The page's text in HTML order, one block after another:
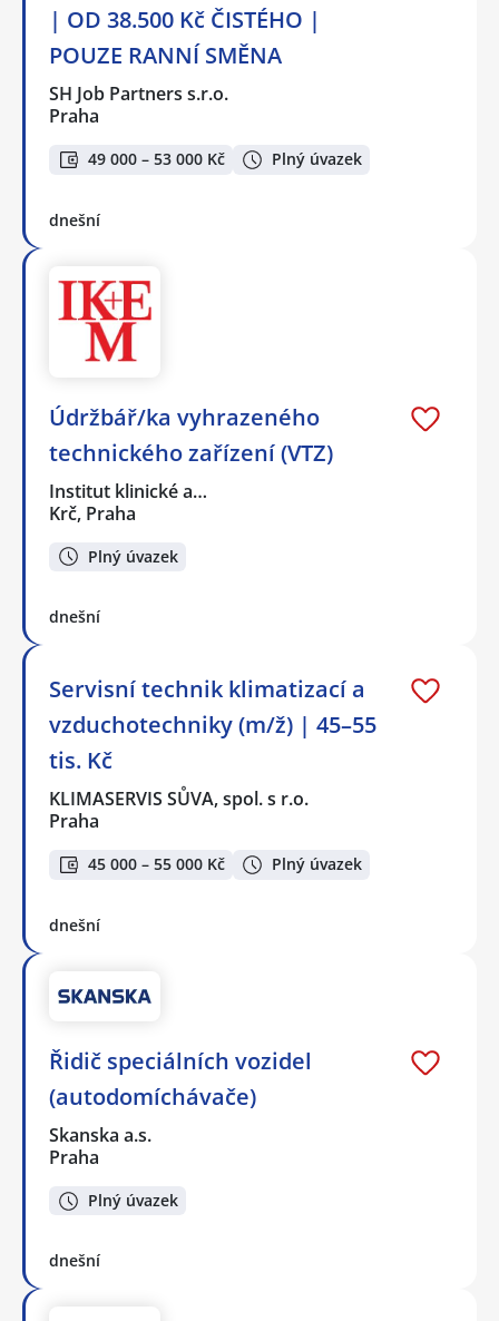
| OD 38.500 Kč ČISTÉHO |
POUZE RANNÍ SMĚNA
SH Job Partners s.r.o.
Praha
49 000 – 53 000 Kč Plný úvazek
dnešní
Údržbář/ka vyhrazeného
technického zařízení (VTZ)
Institut klinické a…
Krč, Praha
Plný úvazek
dnešní
Servisní technik klimatizací a
vzduchotechniky (m/ž) | 45–55
tis. Kč
KLIMASERVIS SŮVA, spol. s r.o.
Praha
45 000 – 55 000 Kč Plný úvazek
dnešní
Řidič speciálních vozidel
(autodomíchávače)
Skanska a.s.
Praha
Plný úvazek
dnešní